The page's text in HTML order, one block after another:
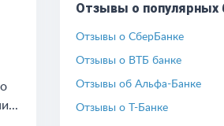
Отзывы об обмене валют
Отзывы об автокредитах
Отзывы РКО
Отзывы о вкладах
Отзывы о популярных
Отзывы о СберБанке
Отзывы о ВТБ банке
Отзывы об Альфа-Банке
Отзывы о Т-Банке